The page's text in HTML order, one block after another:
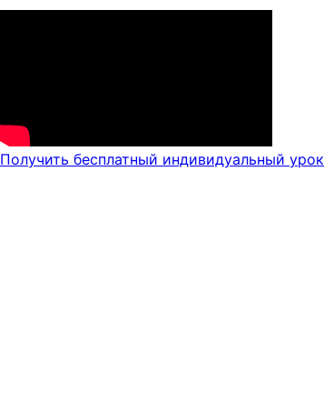
Получить бесплатный индивидуальный урок